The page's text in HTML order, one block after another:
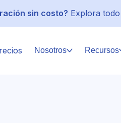
sin costo? Explora
Nosotros Recursos